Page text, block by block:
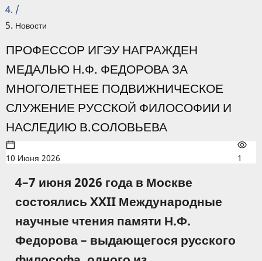
/
Новости
ПРОФЕССОР ИГЭУ НАГРАЖДЕН
МЕДАЛЬЮ Н.Ф. ФЕДОРОВА ЗА
МНОГОЛЕТНЕЕ ПОДВИЖНИЧЕСКОЕ
СЛУЖЕНИЕ РУССКОЙ ФИЛОСОФИИ И
НАСЛЕДИЮ В.СОЛОВЬЕВА
10 Июня 2026 1
4–7 июня 2026 года в Москве
состоялись XXII Международные
научные чтения памяти Н.Ф.
Федорова – выдающегося русского